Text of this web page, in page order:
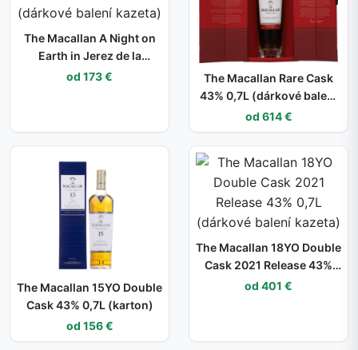
The Macallan A Night on
Earth in Jerez de la
Frontera 43% 0,7L
od 173 €
The Macallan Rare Cask
43% 0,7L (dárkové balení
kazeta)
od 614 €
The Macallan 15YO Double
Cask 43% 0,7L (karton)
od 156 €
The Macallan 18YO Double
Cask 2021 Release 43%
0,7L (dárkové balení
od 401 €